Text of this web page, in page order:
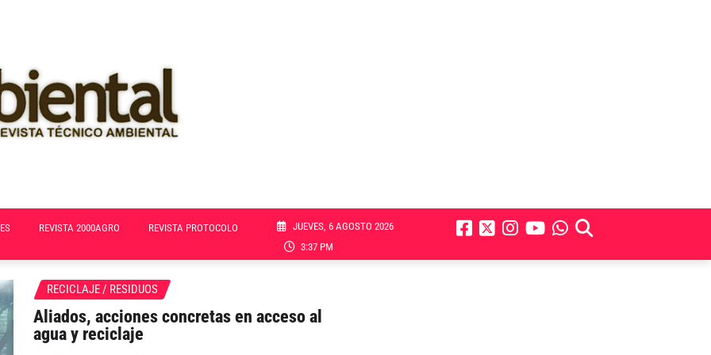
REVISTA 2000AGRO REVISTA PROTOCOLO
JUEVES, 6 AGOSTO 2026
3:37 PM
RECICLAJE / RESIDUOS
Aliados, acciones concretas en acceso al
agua y reciclaje